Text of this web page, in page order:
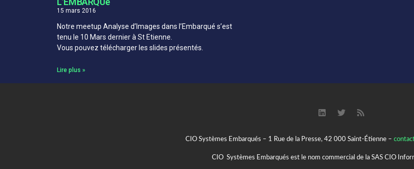
15 mars 2016
Notre meetup Analyse d’Images dans l’Embarqué s’est
tenu le 10 Mars dernier à St Etienne.
Vous pouvez télécharger les slides présentés.
Lire plus »
CIO Systèmes Embarqués – 1 Rue de la Presse, 42 000 Saint-Étienne –
CIO Systèmes Embarqués est le nom commercial de la SAS CIO